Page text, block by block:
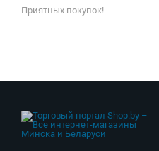
Приятных покупок!